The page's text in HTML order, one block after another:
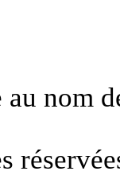
nom